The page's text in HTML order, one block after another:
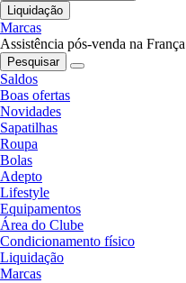
Liquidação
Marcas
Assistência pós-venda na França
Pesquisar
Saldos
Boas ofertas
Novidades
Sapatilhas
Roupa
Bolas
Adepto
Lifestyle
Equipamentos
Área do Clube
Condicionamento físico
Liquidação
Marcas